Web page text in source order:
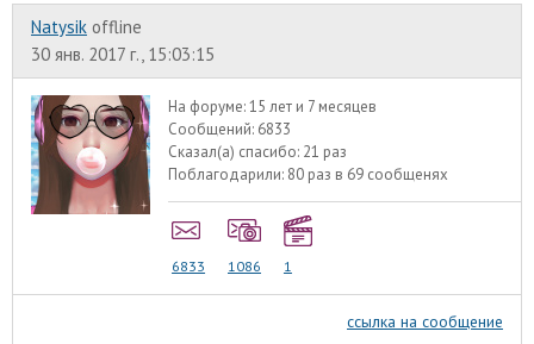
Natysik offline
30 янв. 2017 г., 15:03:15
На форуме:15 лет и 7 месяцев
Сообщений: 6833
Сказал(а) спасибо: 21 раз
Поблагодарили: 80 раз в 69 сообщенях
6833 1086 1
ссылка на сообщение